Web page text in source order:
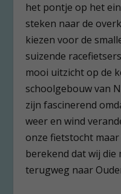
het pontje op het
steken naar de
kiezen voor de
suizende
mooi uitzicht op de
schoolgebouw van
zijn fascinerend
weer en wind
onze fietstocht
berekend dat wij die
terugweg naar